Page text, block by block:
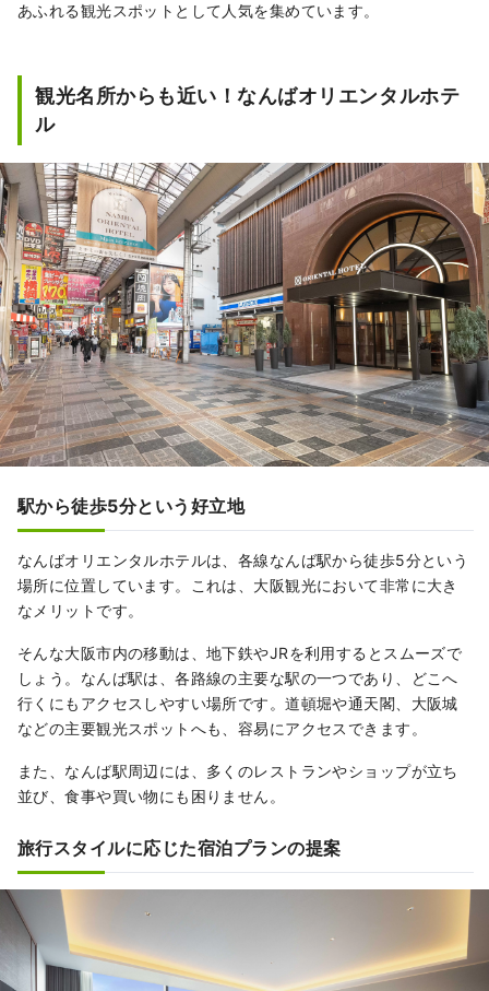
あふれる観光スポットとして人気を集めています。
観光名所からも近い！なんばオリエンタルホテ
ル
駅から徒歩5分という好立地
なんばオリエンタルホテルは、各線なんば駅から徒歩5分という
場所に位置しています。これは、大阪観光において非常に大き
なメリットです。
そんな大阪市内の移動は、地下鉄やJRを利用するとスムーズで
しょう。なんば駅は、各路線の主要な駅の一つであり、どこへ
行くにもアクセスしやすい場所です。道頓堀や通天閣、大阪城
などの主要観光スポットへも、容易にアクセスできます。
また、なんば駅周辺には、多くのレストランやショップが立ち
並び、食事や買い物にも困りません。
旅行スタイルに応じた宿泊プランの提案